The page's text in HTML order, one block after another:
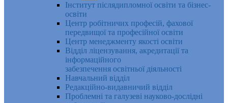
Інститут післядипломної освіти та бізнес-
освіти
Центр робітничих професій, фахової
передвищої та професійної освіти
Центр менеджменту якості освіти
Відділ ліцензування, акредитації та
інформаційного
забезпечення освітньої діяльності
Навчальний відділ
Редакційно-видавничий відділ
Проблемні та галузеві науково-дослідні